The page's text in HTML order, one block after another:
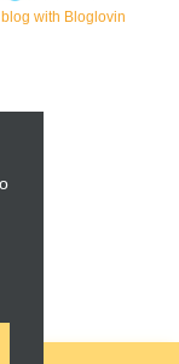
with Bloglovin